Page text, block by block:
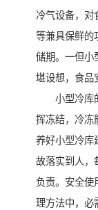
冷气设备，对
等兼具保鲜的
储期。一但小
堪设想，食品
小型冷库的
挥冻结，冷冻
养好小型冷库
故落实到人，
负责。安全使
理方法中，必